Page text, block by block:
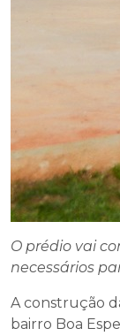
O prédio vai
necessários
A construção
bairro Boa